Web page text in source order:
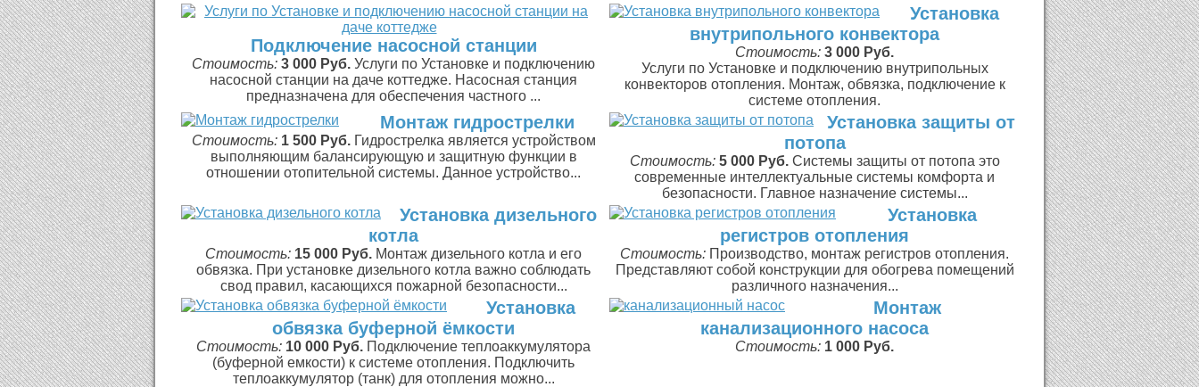
Подключение насосной станции
Стоимость: 3 000 Руб. Услуги по Установке и подключению
насосной станции на даче коттедже. Насосная станция
предназначена для обеспечения частного ...
Установка
внутрипольного конвектора
Стоимость: 3 000 Руб.
Услуги по Установке и подключению внутрипольных
конвекторов отопления. Монтаж, обвязка, подключение к
системе отопления.
Монтаж гидрострелки
Стоимость: 1 500 Руб. Гидрострелка является устройством
выполняющим балансирующую и защитную функции в
отношении отопительной системы. Данное устройство...
Установка защиты от
потопа
Стоимость: 5 000 Руб. Системы защиты от потопа это
современные интеллектуальные системы комфорта и
безопасности. Главное назначение системы...
Установка дизельного
котла
Стоимость: 15 000 Руб. Монтаж дизельного котла и его
обвязка. При установке дизельного котла важно соблюдать
свод правил, касающихся пожарной безопасности...
Установка
регистров отопления
Стоимость: Производство, монтаж регистров отопления.
Представляют собой конструкции для обогрева помещений
различного назначения...
Установка
обвязка буферной ёмкости
Стоимость: 10 000 Руб. Подключение теплоаккумулятора
(буферной емкости) к системе отопления. Подключить
теплоаккумулятор (танк) для отопления можно...
Монтаж
канализационного насоса
Стоимость: 1 000 Руб.